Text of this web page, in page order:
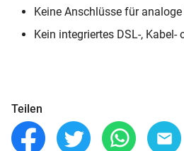
Keine Anschlüsse für
Kein integriertes DSL-,
Teilen